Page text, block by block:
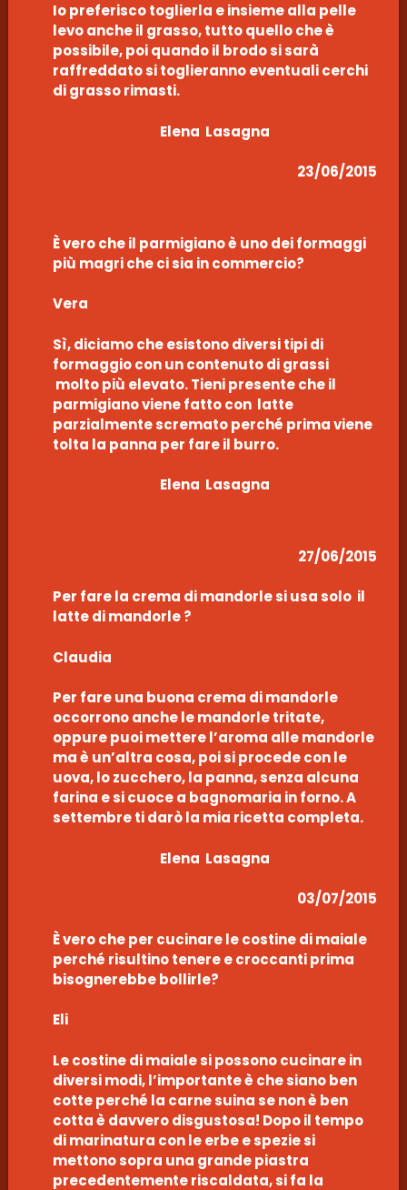
Io preferisco toglierla e insieme alla pelle
levo anche il grasso, tutto quello che è
possibile, poi quando il brodo si sarà
raffreddato si toglieranno eventuali cerchi
di grasso rimasti.
Elena Lasagna
23/06/2015
È vero che il parmigiano è uno dei formaggi
più magri che ci sia in commercio?
Vera
Sì, diciamo che esistono diversi tipi di
formaggio con un contenuto di grassi
molto più elevato. Tieni presente che il
parmigiano viene fatto con latte
parzialmente scremato perché prima viene
tolta la panna per fare il burro.
Elena Lasagna
27/06/2015
Per fare la crema di mandorle si usa solo il
latte di mandorle ?
Claudia
Per fare una buona crema di mandorle
occorrono anche le mandorle tritate,
oppure puoi mettere l’aroma alle mandorle
ma è un’altra cosa, poi si procede con le
uova, lo zucchero, la panna, senza alcuna
farina e si cuoce a bagnomaria in forno. A
settembre ti darò la mia ricetta completa.
Elena Lasagna
03/07/2015
È vero che per cucinare le costine di maiale
perché risultino tenere e croccanti prima
bisognerebbe bollirle?
Eli
Le costine di maiale si possono cucinare in
diversi modi, l’importante è che siano ben
cotte perché la carne suina se non è ben
cotta è davvero disgustosa! Dopo il tempo
di marinatura con le erbe e spezie si
mettono sopra una grande piastra
precedentemente riscaldata, si fa la